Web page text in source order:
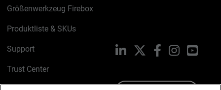
Größenwerkzeug Firebox
Produktliste & SKUs
Support
Trust Center
LinkedIn FacebookInstagram